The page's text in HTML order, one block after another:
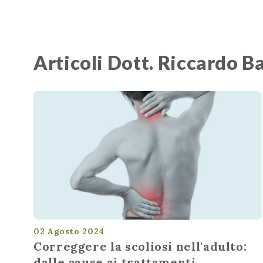
Articoli Dott. Riccardo
02 Agosto 2024
Correggere la scoliosi nell'adulto: